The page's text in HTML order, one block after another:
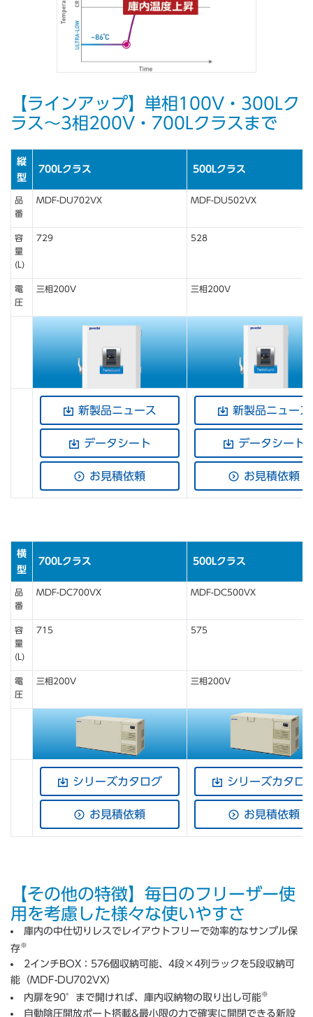
【ラインアップ】単相100V・300Lク
ラス～3相200V・700Lクラスまで
縦
型
700Lクラス 500Lクラス
品
番
MDF-DU702VX MDF-DU502VX
容
量
(L)
729 528
電
圧
三相200V 三相200V
新製品ニュース
データシート
お見積依頼
新製品ニュース
データシート
お見積依頼
横
型
700Lクラス 500Lクラス
品
番
MDF-DC700VX MDF-DC500VX
容
量
(L)
715 575
電
圧
三相200V 三相200V
シリーズカタログ
お見積依頼
シリーズカタロ
お見積依頼
【その他の特徴】毎日のフリーザー使
用を考慮した様々な使いやすさ
庫内の中仕切りレスでレイアウトフリーで効率的なサンプル保
存※
2インチBOX：576個収納可能、4段×4列ラックを5段収納可
能（MDF-DU702VX）
内扉を90°まで開ければ、庫内収納物の取り出し可能※
自動陰圧開放ポート搭載&最小限の力で確実に開閉できる新設